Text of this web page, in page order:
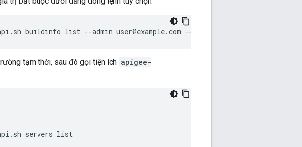
buildinfo list --admin user@example.com --pwd abcd1234 --host
tạm thời, sau đó gọi tiện ích apigee-
. sh servers list